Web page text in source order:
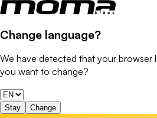
Change language?
We have detected that your browser
you want to change?
Stay Change